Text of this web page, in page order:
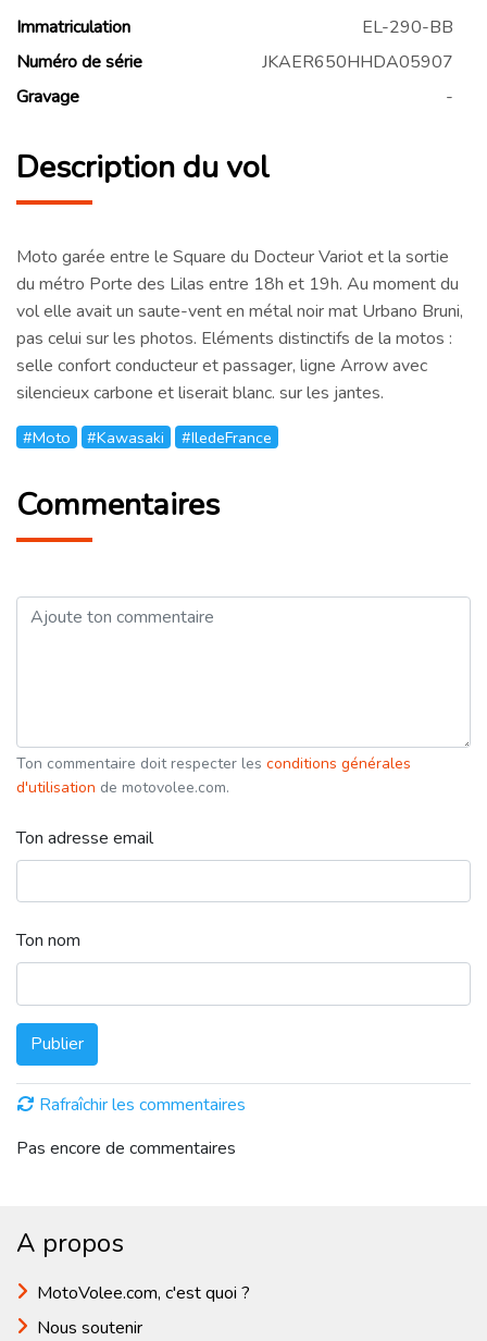
Immatriculation
EL-290-BB
Numéro de série
JKAER650HHDA05907
Gravage
-
Description du vol
Moto garée entre le Square du Docteur Variot et la sortie
du métro Porte des Lilas entre 18h et 19h. Au moment du
vol elle avait un saute-vent en métal noir mat Urbano Bruni,
pas celui sur les photos. Eléments distinctifs de la motos :
selle confort conducteur et passager, ligne Arrow avec
silencieux carbone et liserait blanc. sur les jantes.
#Moto #Kawasaki #IledeFrance
Commentaires
Ton commentaire doit respecter les conditions générales
d'utilisation de motovolee.com.
Ton adresse email
Ton nom
Publier
Rafraîchir les commentaires
Pas encore de commentaires
A propos
MotoVolee.com, c'est quoi ?
Nous soutenir